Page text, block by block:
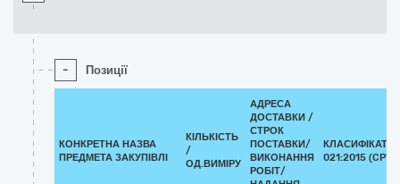
- Позиції
КОНКРЕТНА НАЗВА
ПРЕДМЕТА ЗАКУПІВЛІ
КІЛЬКІСТЬ
/
ОД.ВИМІРУ
АДРЕСА
ДОСТАВКИ /
СТРОК
ПОСТАВКИ/
ВИКОНАННЯ
РОБІТ/
021:2015 (CPV)